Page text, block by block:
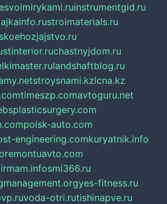
instrumentgid.ru
stroimaterials.ru
chastnyjdom.ru
landshaftblog.ru
stroysnami.kzlcna.kz
timeszp.comavtoguru.net
poisk-auto.com
engineering.comkuryatnik.info
smi366.ru
yes-fitness.ru
voda-otri.rutishinapve.ru